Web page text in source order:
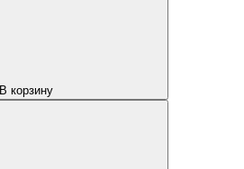
В корзину